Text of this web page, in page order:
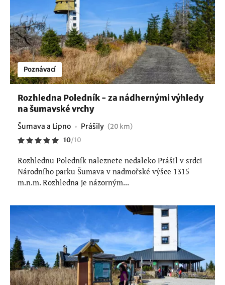
Poznávací
Rozhledna Poledník - za nádhernými výhledy
na šumavské vrchy
Šumava a Lipno Prášily (20 km)
10/10
Rozhlednu Poledník naleznete nedaleko Prášil v srdci
Národního parku Šumava v nadmořské výšce 1315
m.n.m. Rozhledna je názorným...